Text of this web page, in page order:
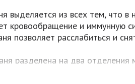
выделяется из всех тем, что
кровообращение и иммунную
позволяет расслабиться и
разделена на два